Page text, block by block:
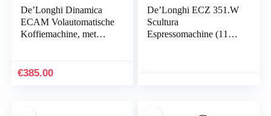
De’Longhi Dinamica
ECAM Volautomatische
Koffiemachine, met
€385.00
De’Longhi ECZ 351.W
Scultura
Espressomachine (1100